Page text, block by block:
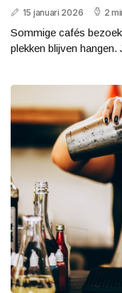
15 januari 2026 2
Sommige cafés
plekken blijven hangen.